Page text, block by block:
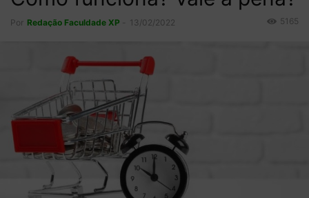
Por Redação Faculdade XP 13/02/2022 5165